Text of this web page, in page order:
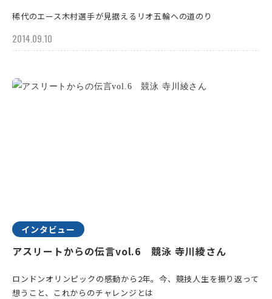
稀代のエース木村選手が見据えるリオ五輪への道のり
2014.09.10
インタビュー
アスリートからの伝言vol.6 競泳 寺川綾さん
ロンドンオリンピックの感動から2年。今、競技人生を振り返って
想うこと、これからのチャレンジとは